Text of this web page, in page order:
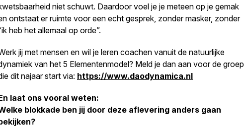
niet schuwt. Daardoor voel je je meteen op je gemak
ontstaat er ruimte voor een echt gesprek, zonder masker, zonder
heb het allemaal op orde”.
jij met mensen en wil je leren coachen vanuit de natuurlijke
van het 5 Elementenmodel? Meld je dan aan voor de groep
dit najaar start via: https://www.daodynamica.nl
laat ons vooral weten:
blokkade ben jij door deze aflevering anders gaan